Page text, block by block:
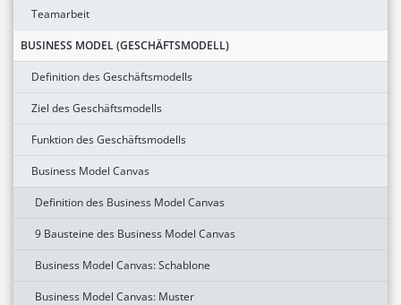
Teamarbeit
BUSINESS MODEL (GESCHÄFTSMODELL)
Definition des Geschäftsmodells
Ziel des Geschäftsmodells
Funktion des Geschäftsmodells
Business Model Canvas
Definition des Business Model Canvas
9 Bausteine des Business Model Canvas
Business Model Canvas: Schablone
Business Model Canvas: Muster